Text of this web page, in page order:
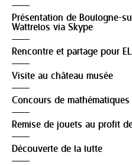
Présentation de Boulogne-
Wattrelos via Skype
Rencontre et partage pour
Visite au château musée
Concours de mathématiques
Remise de jouets au profit
Découverte de la lutte